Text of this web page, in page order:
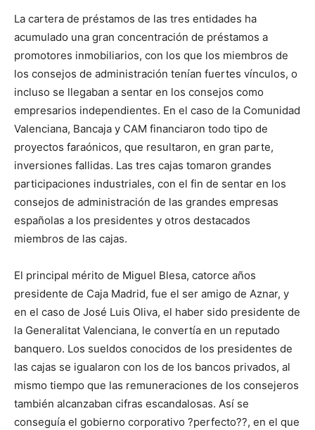
La cartera de préstamos de las tres entidades ha
acumulado una gran concentración de préstamos a
promotores inmobiliarios, con los que los miembros de
los consejos de administración tenían fuertes vínculos, o
incluso se llegaban a sentar en los consejos como
empresarios independientes. En el caso de la Comunidad
Valenciana, Bancaja y CAM financiaron todo tipo de
proyectos faraónicos, que resultaron, en gran parte,
inversiones fallidas. Las tres cajas tomaron grandes
participaciones industriales, con el fin de sentar en los
consejos de administración de las grandes empresas
españolas a los presidentes y otros destacados
miembros de las cajas.
El principal mérito de Miguel Blesa, catorce años
presidente de Caja Madrid, fue el ser amigo de Aznar, y
en el caso de José Luis Oliva, el haber sido presidente de
la Generalitat Valenciana, le convertía en un reputado
banquero. Los sueldos conocidos de los presidentes de
las cajas se igualaron con los de los bancos privados, al
mismo tiempo que las remuneraciones de los consejeros
también alcanzaban cifras escandalosas. Así se
conseguía el gobierno corporativo ?perfecto??, en el que